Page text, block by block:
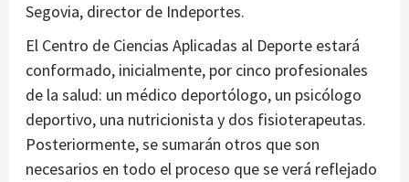
Segovia, director de Indeportes.
El Centro de Ciencias Aplicadas al Deporte estará
conformado, inicialmente, por cinco profesionales
de la salud: un médico deportólogo, un psicólogo
deportivo, una nutricionista y dos fisioterapeutas.
Posteriormente, se sumarán otros que son
necesarios en todo el proceso que se verá reflejado